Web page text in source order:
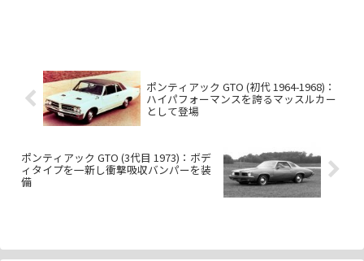
ポンティアック GTO (初代 1964-1968)：
ハイパフォーマンスを誇るマッスルカー
として登場
ポンティアック GTO (3代目 1973)：ボデ
ィタイプを一新し衝撃吸収バンパーを装
備